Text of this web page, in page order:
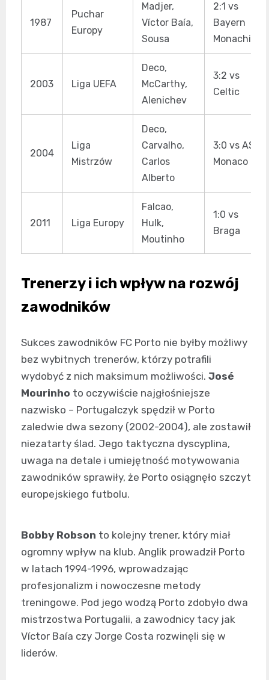
1987
Puchar
Europy
Madjer,
Víctor Baía,
Sousa
2:1 vs
Bayern
Monachium
2003 Liga UEFA
Deco,
McCarthy,
Alenichev
3:2 vs
Celtic
2004
Liga
Mistrzów
Deco,
Carvalho,
Carlos
Alberto
3:0 vs AS
Monaco
2011 Liga Europy
Falcao,
Hulk,
Moutinho
1:0 vs
Braga
Trenerzy i ich wpływ na rozwój
zawodników
Sukces zawodników FC Porto nie byłby możliwy
bez wybitnych trenerów, którzy potrafili
wydobyć z nich maksimum możliwości. José
Mourinho to oczywiście najgłośniejsze
nazwisko – Portugalczyk spędził w Porto
zaledwie dwa sezony (2002-2004), ale zostawił
niezatarty ślad. Jego taktyczna dyscyplina,
uwaga na detale i umiejętność motywowania
zawodników sprawiły, że Porto osiągnęło szczyt
europejskiego futbolu.
Bobby Robson to kolejny trener, który miał
ogromny wpływ na klub. Anglik prowadził Porto
w latach 1994-1996, wprowadzając
profesjonalizm i nowoczesne metody
treningowe. Pod jego wodzą Porto zdobyło dwa
mistrzostwa Portugalii, a zawodnicy tacy jak
Víctor Baía czy Jorge Costa rozwinęli się w
liderów.